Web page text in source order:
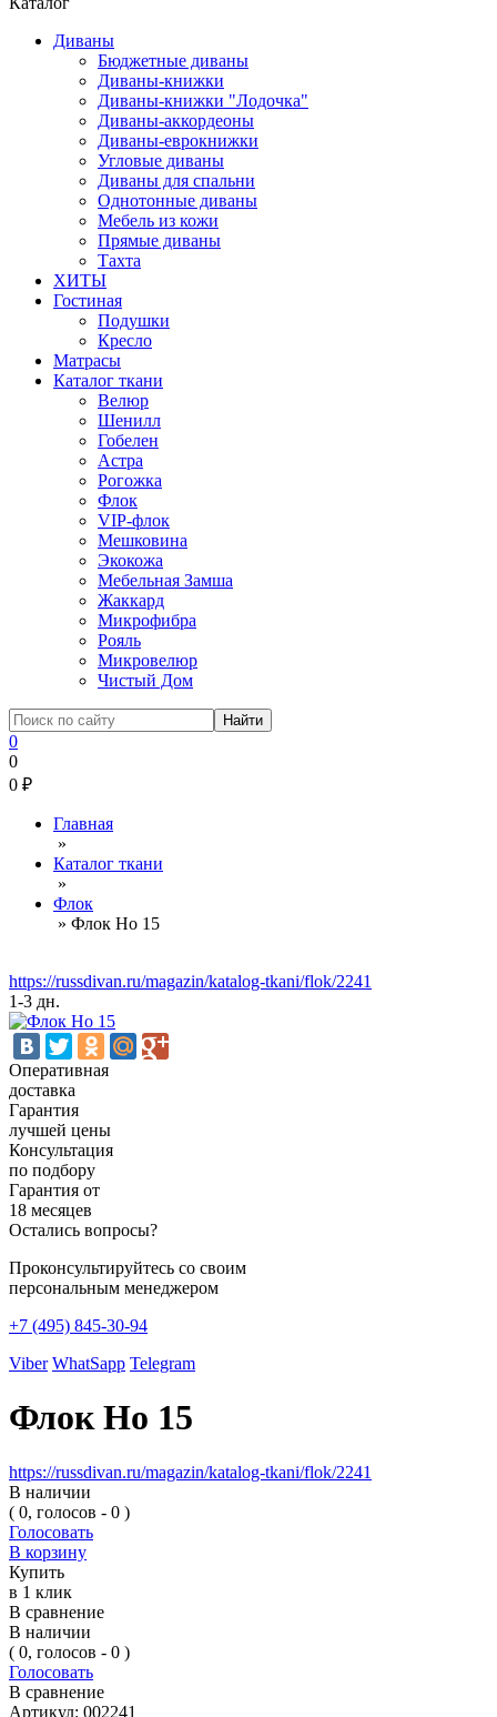
Диваны
Бюджетные диваны
Диваны-книжки
Диваны-книжки "Лодочка"
Диваны-аккордеоны
Диваны-еврокнижки
Угловые диваны
Диваны для спальни
Однотонные диваны
Мебель из кожи
Прямые диваны
Тахта
ХИТЫ
Гостиная
Подушки
Кресло
Матрасы
Каталог ткани
Велюр
Шенилл
Гобелен
Астра
Рогожка
Флок
VIP-флок
Мешковина
Экокожа
Мебельная Замша
Жаккард
Микрофибра
Рояль
Микровелюр
Чистый Дом
0
0
0 ₽
Главная
»
Каталог ткани
»
Флок
» Флок Но 15
https://russdivan.ru/magazin/katalog-tkani/flok/2241
1-3 дн.
Оперативная
доставка
Гарантия
лучшей цены
Консультация
по подбору
Гарантия от
18 месяцев
Остались вопросы?
Проконсультируйтесь со своим
персональным менеджером
+7 (495) 845-30-94
Viber WhatSapp Telegram
Флок Но 15
https://russdivan.ru/magazin/katalog-tkani/flok/2241
В наличии
( 0, голосов - 0 )
Голосовать
В корзину
Купить
в 1 клик
В сравнение
В наличии
( 0, голосов - 0 )
Голосовать
В сравнение
Артикул: 002241